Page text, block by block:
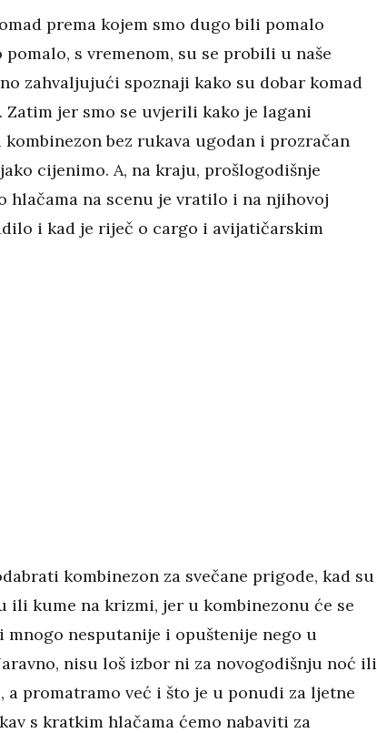
prema kojem smo dugo bili pomalo
s vremenom, su se probili u naše
zahvaljujući spoznaji kako su dobar komad
Zatim jer smo se uvjerili kako je lagani
bez rukava ugodan i prozračan
cijenimo. A, na kraju, prošlogodišnje
hlačama na scenu je vratilo i na njihovoj
i kad je riječ o cargo i avijatičarskim
kombinezon za svečane prigode, kad su
ili kume na krizmi, jer u kombinezonu će se
mnogo nesputanije i opuštenije nego u
nisu loš izbor ni za novogodišnju noć ili
a promatramo već i što je u ponudi za ljetne
s kratkim hlačama ćemo nabaviti za